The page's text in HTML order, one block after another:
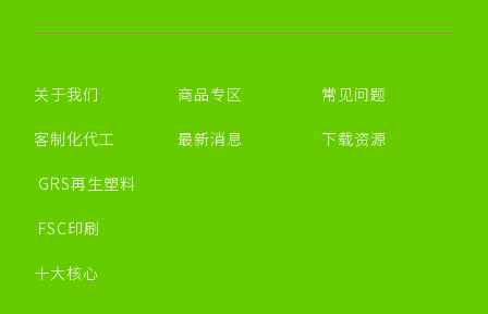
关于我们
客制化代工
GRS再生塑料
FSC印刷
十大核心
商品专区
最新消息
常见问题
下载资源